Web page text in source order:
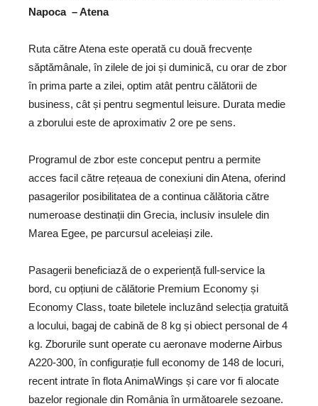
Napoca – Atena
Ruta către Atena este operată cu două frecvențe
săptămânale, în zilele de joi și duminică, cu orar de zbor
în prima parte a zilei, optim atât pentru călătorii de
business, cât și pentru segmentul leisure. Durata medie
a zborului este de aproximativ 2 ore pe sens.
Programul de zbor este conceput pentru a permite
acces facil către rețeaua de conexiuni din Atena, oferind
pasagerilor posibilitatea de a continua călătoria către
numeroase destinații din Grecia, inclusiv insulele din
Marea Egee, pe parcursul aceleiași zile.
Pasagerii beneficiază de o experiență full-service la
bord, cu opțiuni de călătorie Premium Economy și
Economy Class, toate biletele incluzând selecția gratuită
a locului, bagaj de cabină de 8 kg și obiect personal de 4
kg. Zborurile sunt operate cu aeronave moderne Airbus
A220-300, în configurație full economy de 148 de locuri,
recent intrate în flota AnimaWings și care vor fi alocate
bazelor regionale din România în următoarele sezoane.